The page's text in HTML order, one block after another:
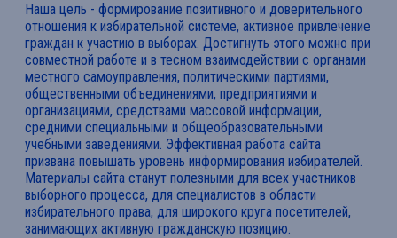
Наша цель - формирование позитивного и доверительного
отношения к избирательной системе, активное привлечение
граждан к участию в выборах. Достигнуть этого можно при
совместной работе и в тесном взаимодействии с органами
местного самоуправления, политическими партиями,
общественными объединениями, предприятиями и
организациями, средствами массовой информации,
средними специальными и общеобразовательными
учебными заведениями. Эффективная работа сайта
призвана повышать уровень информирования избирателей.
Материалы сайта станут полезными для всех участников
выборного процесса, для специалистов в области
избирательного права, для широкого круга посетителей,
занимающих активную гражданскую позицию.